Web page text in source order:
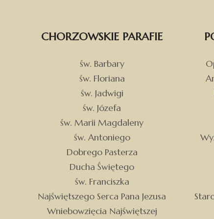
CHORZOWSKIE PARAFIE
św. Barbary
św. Floriana
św. Jadwigi
św. Józefa
św. Marii Magdaleny
św. Antoniego
Dobrego Pasterza
Ducha Świętego
św. Franciszka
Najświętszego Serca Pana Jezusa
Wniebowzięcia Najświętszej